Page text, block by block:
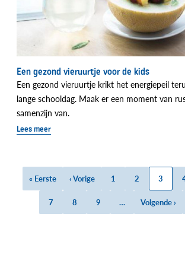
Een gezond vieruurtje voor de kids
Een gezond vieruurtje krikt het energiepeil
lange schooldag. Maak er een moment van
samenzijn van.
Lees meer
Paginatie
Eerste
pagina
« Eerste
Vorige
pagina
‹ Vorige Page
1 Page
2
Huidige
pagina
3
Page
7 Page
8 Page
9 …
Volgende
Volgende ›